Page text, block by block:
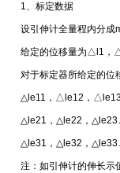
1、标定数据
设引伸计全量程内分成
给定的位移量为△l1
对于标定器所给定的位
△le11，△le12，
△le21，△le22，
△le31，△le32，
注：如引伸计的伸长示